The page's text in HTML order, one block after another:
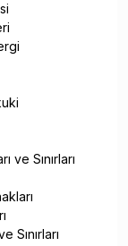
ve Sınırları
Sınırları